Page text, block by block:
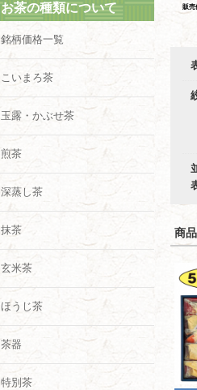
お茶の種類について
銘柄価格一覧
こいまろ茶
玉露・かぶせ茶
煎茶
深蒸し茶
抹茶
玄米茶
ほうじ茶
茶器
特別茶
販売
商